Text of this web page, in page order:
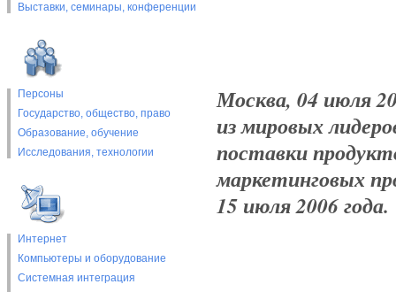
Выставки, cеминары, конференции
Персоны
Государство, общество, право
Образование, обучение
Исследования, технологии
Интернет
Компьютеры и оборудование
Системная интеграция
Москва, 04 июля
из мировых
поставки
маркетинговых
15 июля 2006 года.